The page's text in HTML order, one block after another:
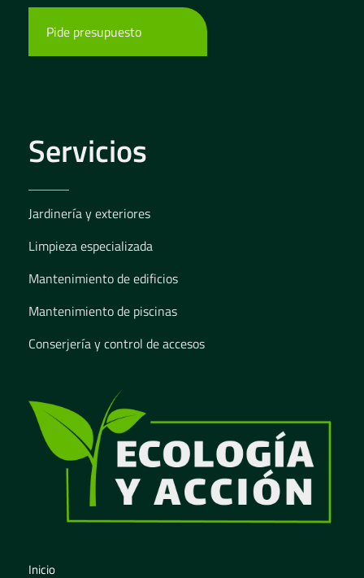
Pide presupuesto
Servicios
Jardinería y exteriores
Limpieza especializada
Mantenimiento de edificios
Mantenimiento de piscinas
Conserjería y control de accesos
Inicio